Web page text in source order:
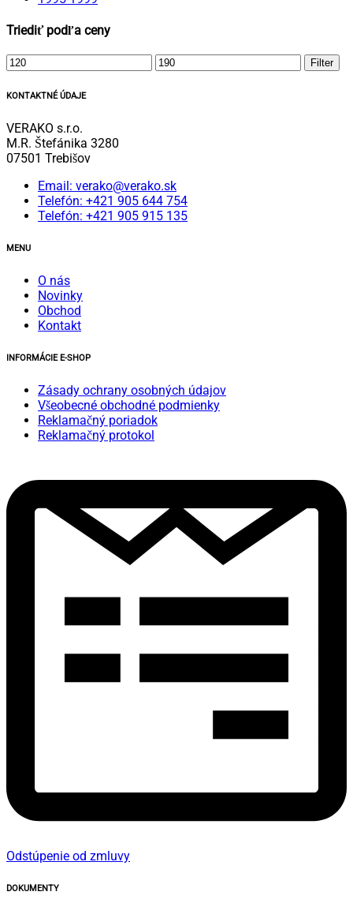
Triediť podľa ceny
Minimálna
Maximálna
Filter
KONTAKTNÉ ÚDAJE
VERAKO s.r.o.
M.R. Štefánika 3280
07501 Trebišov
Email: verako@verako.sk
Telefón: +421 905 644 754
Telefón: +421 905 915 135
MENU
O nás
Novinky
Obchod
Kontakt
INFORMÁCIE E-SHOP
Zásady ochrany osobných údajov
Všeobecné obchodné podmienky
Reklamačný poriadok
Reklamačný protokol
Odstúpenie od zmluvy
DOKUMENTY